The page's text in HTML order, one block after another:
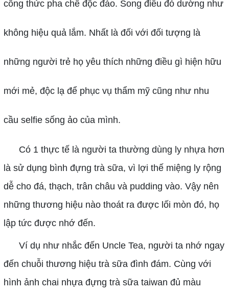
công thức pha chế độc đáo. Song điều đó dường như
không hiệu quả lắm. Nhất là đối với đối tượng là
những người trẻ họ yêu thích những điều gì hiện hữu
mới mẻ, độc lạ để phục vụ thẩm mỹ cũng như nhu
cầu selfie sống ảo của mình.
Có 1 thực tế là người ta thường dùng ly nhựa hơn
là sử dụng bình đựng trà sữa, vì lợi thế miệng ly rộng
dễ cho đá, thạch, trân châu và pudding vào. Vậy nên
những thương hiệu nào thoát ra được lối mòn đó, họ
lập tức được nhớ đến.
Ví dụ như nhắc đến Uncle Tea, người ta nhớ ngay
đến chuỗi thương hiệu trà sữa đình đám. Cùng với
hình ảnh chai nhựa đựng trà sữa taiwan đủ màu